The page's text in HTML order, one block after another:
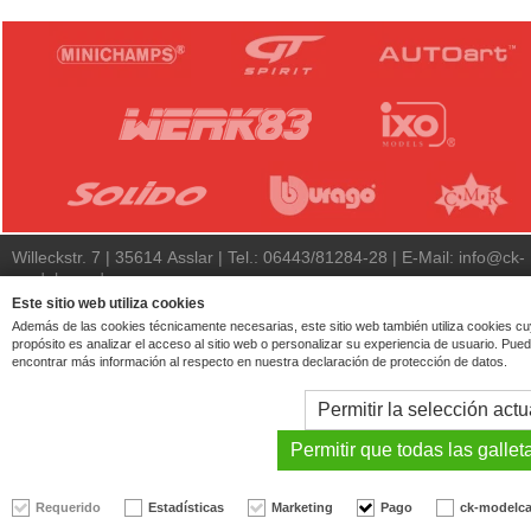
Willeckstr. 7 | 35614 Asslar | Tel.: 06443/81284-28 | E-Mail: info@ck-
modelcars.de
© 2026 | ck-modelcars Christoph Krombach e.K.
4.9/5.00of7441 ck-modelcars.de customer reviews | Trusted Shops
Este sitio web utiliza cookies
Además de las cookies técnicamente necesarias, este sitio web también utiliza cookies
propósito es analizar el acceso al sitio web o personalizar su experiencia de usuario.
encontrar más información al respecto en nuestra declaración de protección de datos.
Permitir la selección
Permitir que todas las
Requerido Estadísticas Marketing Pago ck-